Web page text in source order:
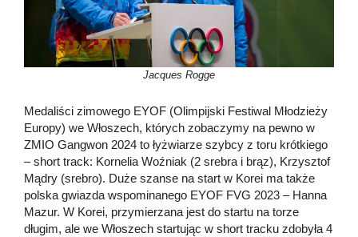
Jacques Rogge
Medaliści zimowego EYOF (Olimpijski Festiwal Młodzieży
Europy) we Włoszech, których zobaczymy na pewno w
ZMIO Gangwon 2024 to łyżwiarze szybcy z toru krótkiego
– short track: Kornelia Woźniak (2 srebra i brąz), Krzysztof
Mądry (srebro). Duże szanse na start w Korei ma także
polska gwiazda wspominanego EYOF FVG 2023 – Hanna
Mazur. W Korei, przymierzana jest do startu na torze
długim, ale we Włoszech startując w short tracku zdobyła 4